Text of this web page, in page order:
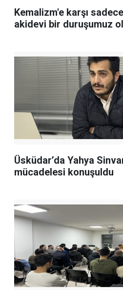
Kemalizm'e karşı
akidevi bir duruşumuz
Üsküdar’da Yahya
mücadelesi konuşuldu